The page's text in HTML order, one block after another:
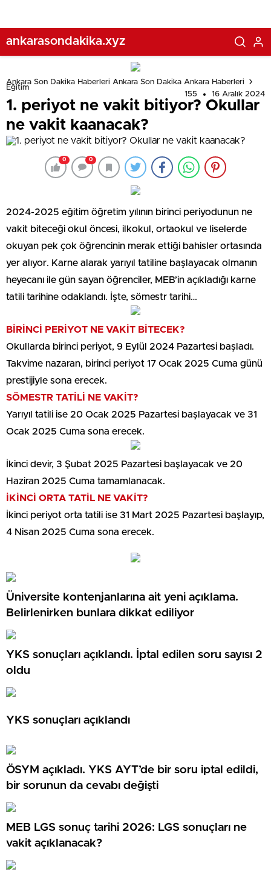
ankarasondakika.xyz
Ankara Son Dakika Haberleri Ankara Son Dakika Ankara Haberleri
Eğitim
155
16 Aralık 2024
1. periyot ne vakit bitiyor? Okullar
ne vakit kaanacak?
0 0
2024-2025 eğitim öğretim yılının birinci periyodunun ne
vakit biteceği okul öncesi, ilkokul, ortaokul ve liselerde
okuyan pek çok öğrencinin merak ettiği bahisler ortasında
yer alıyor. Karne alarak yarıyıl tatiline başlayacak olmanın
heyecanı ile gün sayan öğrenciler, MEB’in açıkladığı karne
tatili tarihine odaklandı. İşte, sömestr tarihi…
BİRİNCİ PERİYOT NE VAKİT BİTECEK?
Okullarda birinci periyot, 9 Eylül 2024 Pazartesi başladı.
Takvime nazaran, birinci periyot 17 Ocak 2025 Cuma günü
prestijiyle sona erecek.
SÖMESTR TATİLİ NE VAKİT?
Yarıyıl tatili ise 20 Ocak 2025 Pazartesi başlayacak ve 31
Ocak 2025 Cuma sona erecek.
İkinci devir, 3 Şubat 2025 Pazartesi başlayacak ve 20
Haziran 2025 Cuma tamamlanacak.
İKİNCİ ORTA TATİL NE VAKİT?
İkinci periyot orta tatili ise 31 Mart 2025 Pazartesi başlayıp,
4 Nisan 2025 Cuma sona erecek.
Üniversite kontenjanlarına ait yeni açıklama.
Belirlenirken bunlara dikkat ediliyor
YKS sonuçları açıklandı. İptal edilen soru sayısı 2
oldu
YKS sonuçları açıklandı
ÖSYM açıkladı. YKS AYT’de bir soru iptal edildi,
bir sorunun da cevabı değişti
MEB LGS sonuç tarihi 2026: LGS sonuçları ne
vakit açıklanacak?